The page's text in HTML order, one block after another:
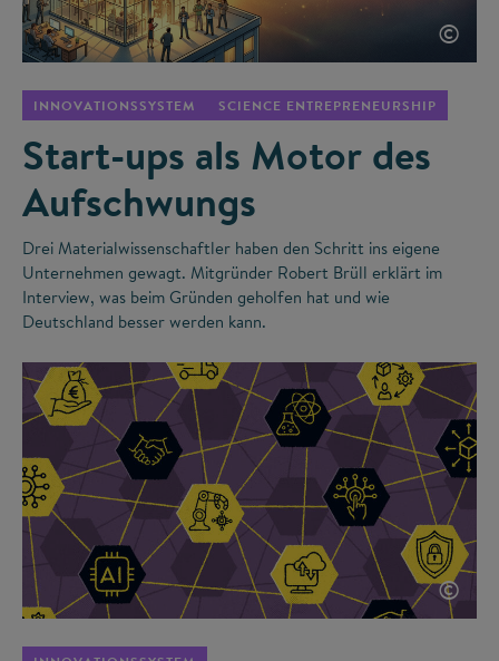
©
INNOVATIONSSYSTEM SCIENCE ENTREPRENEURSHIP
Start-ups als Motor des
Aufschwungs
Drei Materialwissenschaftler haben den Schritt ins eigene
Unternehmen gewagt. Mitgründer Robert Brüll erklärt im
Interview, was beim Gründen geholfen hat und wie
Deutschland besser werden kann.
©